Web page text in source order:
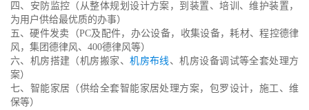
四、安防监控（从整体规划设计方案，到装置、培训、维护装置，
为用户供给最优质的办事）
五、硬件发卖（PC及配件，办公设备，收集设备，耗材、程控德律
风，集团德律风、400德律风等）
六、机房搭建（机房搬家、机房布线、机房设备调试等全套处理方
案）
七、智能家居（供给全套智能家居处理方案，包罗设计，施工、维
保等）